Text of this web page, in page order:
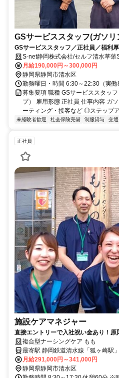
GSサービススタッフ(ガソ
GSサービススタッフ／正社員／福利
職希望・未経験の方大歓迎！
S-net静岡株式会社/セルフ清水草薙
月給190,000円～300,000円
静岡県静岡市清水区
勤務曜日・時間 6:30～22:30（実働
募集要項 職種 GSサービススタッ
プ） 雇用形態 正社員 仕事内容 ガ
ーティング・接客など ◎ステップ
未経験者歓迎 社会保険完備 制服貸与 交
正社員
施設ケアマネジャー
直接エントリーで入社祝い金あり！
居宅介護のケアマネ募集♪月給29万
区、狐ヶ崎駅、看護小規模多機能、
採用中
複合型ナーシングケア もも
最寄駅 静岡鉄道清水線「狐ヶ崎駅
ス停より徒歩1分
月給291,000円～341,000円
静岡県静岡市清水区